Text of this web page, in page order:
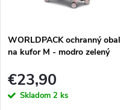
WORLDPACK ochranný obal
na kufor M - modro zelený
€23,90
Skladom 2 ks